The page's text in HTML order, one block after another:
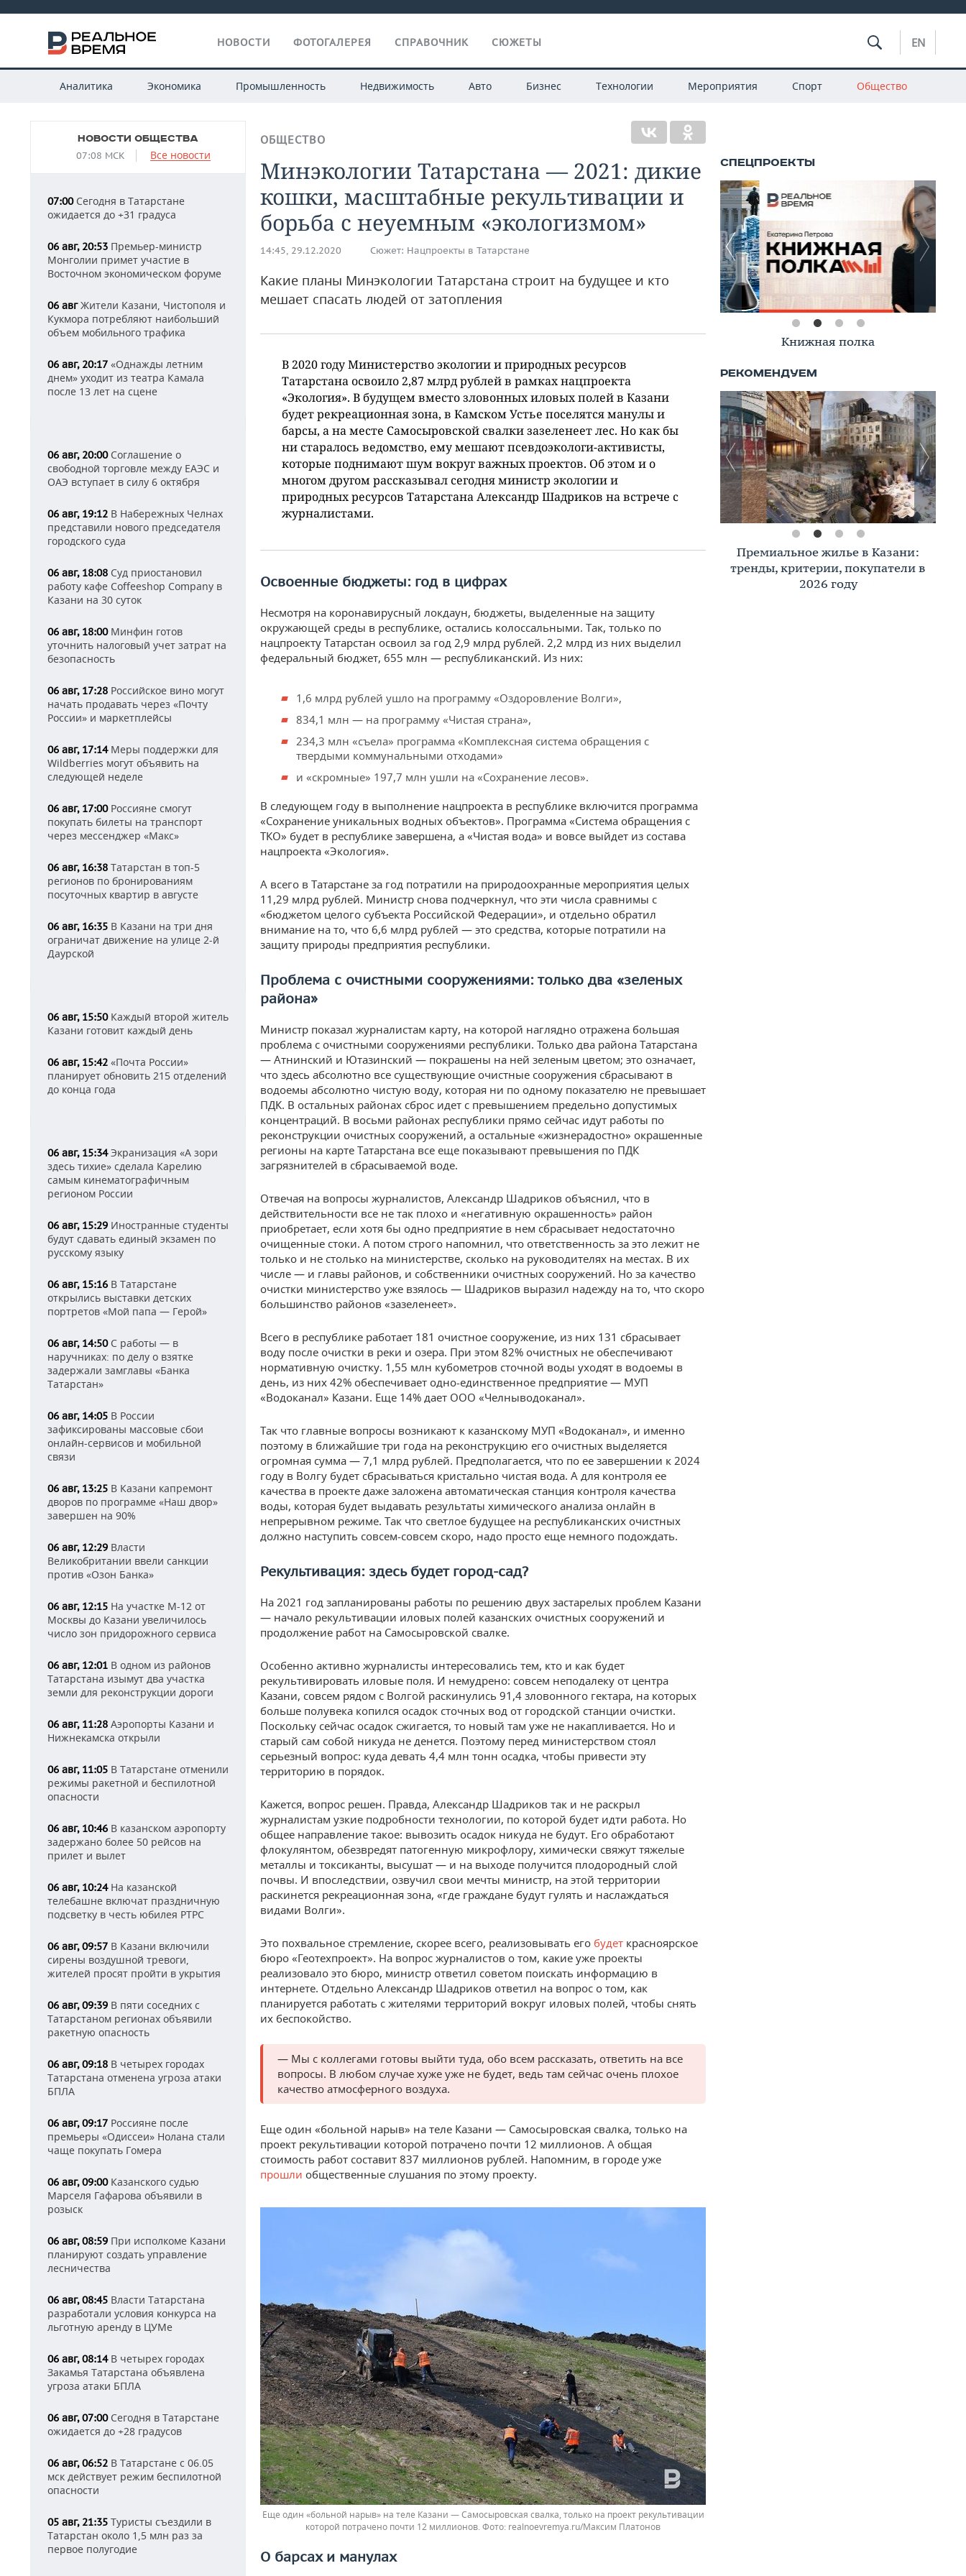
НОВОСТИ ФОТОГАЛЕРЕЯ СПРАВОЧНИК СЮЖЕТЫ EN
Аналитика Экономика Промышленность Недвижимость Авто Бизнес Технологии Мероприятия Спорт Общество
НОВОСТИ ОБЩЕСТВА
07:08 МСК Все новости
07:00Сегодня в Татарстане
ожидается до +31 градуса
06 авг, 20:53 Премьер-министр
Монголии примет участие в
Восточном экономическом форуме
06 авгЖители Казани, Чистополя и
Кукмора потребляют наибольший
объем мобильного трафика
06 авг, 20:17 «Однажды летним
днем» уходит из театра Камала
после 13 лет на сцене
06 авг, 20:00Соглашение о
свободной торговле между ЕАЭС и
ОАЭ вступает в силу 6 октября
06 авг, 19:12 В Набережных Челнах
представили нового председателя
городского суда
06 авг, 18:08 Суд приостановил
работу кафе Coffeeshop Company в
Казани на 30 суток
06 авг, 18:00Минфин готов
уточнить налоговый учет затрат на
безопасность
06 авг, 17:28 Российское вино могут
начать продавать через «Почту
России» и маркетплейсы
06 авг, 17:14Меры поддержки для
Wildberries могут объявить на
следующей неделе
06 авг, 17:00Россияне смогут
покупать билеты на транспорт
через мессенджер «Макс»
06 авг, 16:38 Татарстан в топ-5
регионов по бронированиям
посуточных квартир в августе
06 авг, 16:35 В Казани на три дня
ограничат движение на улице 2-й
Даурской
06 авг, 15:50Каждый второй житель
Казани готовит каждый день
06 авг, 15:42 «Почта России»
планирует обновить 215 отделений
до конца года
06 авг, 15:34Экранизация «А зори
здесь тихие» сделала Карелию
самым кинематографичным
регионом России
06 авг, 15:29 Иностранные студенты
будут сдавать единый экзамен по
русскому языку
06 авг, 15:16 В Татарстане
открылись выставки детских
портретов «Мой папа — Герой»
06 авг, 14:50С работы — в
наручниках: по делу о взятке
задержали замглавы «Банка
Татарстан»
06 авг, 14:05 В России
зафиксированы массовые сбои
онлайн-сервисов и мобильной
связи
06 авг, 13:25 В Казани капремонт
дворов по программе «Наш двор»
завершен на 90%
06 авг, 12:29 Власти
Великобритании ввели санкции
против «Озон Банка»
06 авг, 12:15 На участке М-12 от
Москвы до Казани увеличилось
число зон придорожного сервиса
06 авг, 12:01 В одном из районов
Татарстана изымут два участка
земли для реконструкции дороги
06 авг, 11:28 Аэропорты Казани и
Нижнекамска открыли
06 авг, 11:05 В Татарстане отменили
режимы ракетной и беспилотной
опасности
06 авг, 10:46 В казанском аэропорту
задержано более 50 рейсов на
прилет и вылет
06 авг, 10:24На казанской
телебашне включат праздничную
подсветку в честь юбилея РТРС
06 авг, 09:57 В Казани включили
сирены воздушной тревоги,
жителей просят пройти в укрытия
06 авг, 09:39 В пяти соседних с
Татарстаном регионах объявили
ракетную опасность
06 авг, 09:18 В четырех городах
Татарстана отменена угроза атаки
БПЛА
06 авг, 09:17 Россияне после
премьеры «Одиссеи» Нолана стали
чаще покупать Гомера
06 авг, 09:00Казанского судью
Марселя Гафарова объявили в
розыск
06 авг, 08:59 При исполкоме Казани
планируют создать управление
лесничества
06 авг, 08:45 Власти Татарстана
разработали условия конкурса на
льготную аренду в ЦУМе
06 авг, 08:14В четырех городах
Закамья Татарстана объявлена
угроза атаки БПЛА
06 авг, 07:00Сегодня в Татарстане
ожидается до +28 градусов
06 авг, 06:52 В Татарстане с 06.05
мск действует режим беспилотной
опасности
05 авг, 21:35 Туристы съездили в
Татарстан около 1,5 млн раз за
первое полугодие
ОБЩЕСТВО
Минэкологии Татарстана — 2021: дикие
кошки, масштабные рекультивации и
борьба с неуемным «экологизмом»
14:45, 29.12.2020 Сюжет: Нацпроекты в Татарстане
Какие планы Минэкологии Татарстана строит на будущее и кто
мешает спасать людей от затопления
В 2020 году Министерство экологии и природных ресурсов
Татарстана освоило 2,87 млрд рублей в рамках нацпроекта
«Экология». В будущем вместо зловонных иловых полей в Казани
будет рекреационная зона, в Камском Устье поселятся манулы и
барсы, а на месте Самосыровской свалки зазеленеет лес. Но как бы
ни старалось ведомство, ему мешают псевдоэкологи-активисты,
которые поднимают шум вокруг важных проектов. Об этом и о
многом другом рассказывал сегодня министр экологии и
природных ресурсов Татарстана Александр Шадриков на встрече с
журналистами.
Освоенные бюджеты: год в цифрах
Несмотря на коронавирусный локдаун, бюджеты, выделенные на защиту
окружающей среды в республике, остались колоссальными. Так, только по
нацпроекту Татарстан освоил за год 2,9 млрд рублей. 2,2 млрд из них выделил
федеральный бюджет, 655 млн — республиканский. Из них:
1,6 млрд рублей ушло на программу «Оздоровление Волги»,
834,1 млн — на программу «Чистая страна»,
234,3 млн «съела» программа «Комплексная система обращения с
твердыми коммунальными отходами»
и «скромные» 197,7 млн ушли на «Сохранение лесов».
В следующем году в выполнение нацпроекта в республике включится программа
«Сохранение уникальных водных объектов». Программа «Система обращения с
ТКО» будет в республике завершена, а «Чистая вода» и вовсе выйдет из состава
нацпроекта «Экология».
А всего в Татарстане за год потратили на природоохранные мероприятия целых
11,29 млрд рублей. Министр снова подчеркнул, что эти числа сравнимы с
«бюджетом целого субъекта Российской Федерации», и отдельно обратил
внимание на то, что 6,6 млрд рублей — это средства, которые потратили на
защиту природы предприятия республики.
Проблема с очистными сооружениями: только два «зеленых
района»
Министр показал журналистам карту, на которой наглядно отражена большая
проблема с очистными сооружениями республики. Только два района Татарстана
— Атнинский и Ютазинский — покрашены на ней зеленым цветом; это означает,
что здесь абсолютно все существующие очистные сооружения сбрасывают в
водоемы абсолютно чистую воду, которая ни по одному показателю не превышает
ПДК. В остальных районах сброс идет с превышением предельно допустимых
концентраций. В восьми районах республики прямо сейчас идут работы по
реконструкции очистных сооружений, а остальные «жизнерадостно» окрашенные
регионы на карте Татарстана все еще показывают превышения по ПДК
загрязнителей в сбрасываемой воде.
Отвечая на вопросы журналистов, Александр Шадриков объяснил, что в
действительности все не так плохо и «негативную окрашенность» район
приобретает, если хотя бы одно предприятие в нем сбрасывает недостаточно
очищенные стоки. А потом строго напомнил, что ответственность за это лежит не
только и не столько на министерстве, сколько на руководителях на местах. В их
числе — и главы районов, и собственники очистных сооружений. Но за качество
очистки министерство уже взялось — Шадриков выразил надежду на то, что скоро
большинство районов «зазеленеет».
Всего в республике работает 181 очистное сооружение, из них 131 сбрасывает
воду после очистки в реки и озера. При этом 82% очистных не обеспечивают
нормативную очистку. 1,55 млн кубометров сточной воды уходят в водоемы в
день, из них 42% обеспечивает одно-единственное предприятие — МУП
«Водоканал» Казани. Еще 14% дает ООО «Челныводоканал».
Так что главные вопросы возникают к казанскому МУП «Водоканал», и именно
поэтому в ближайшие три года на реконструкцию его очистных выделяется
огромная сумма — 7,1 млрд рублей. Предполагается, что по ее завершении к 2024
году в Волгу будет сбрасываться кристально чистая вода. А для контроля ее
качества в проекте даже заложена автоматическая станция контроля качества
воды, которая будет выдавать результаты химического анализа онлайн в
непрерывном режиме. Так что светлое будущее на республиканских очистных
должно наступить совсем-совсем скоро, надо просто еще немного подождать.
Рекультивация: здесь будет город-сад?
На 2021 год запланированы работы по решению двух застарелых проблем Казани
— начало рекультивации иловых полей казанских очистных сооружений и
продолжение работ на Самосыровской свалке.
Особенно активно журналисты интересовались тем, кто и как будет
рекультивировать иловые поля. И немудрено: совсем неподалеку от центра
Казани, совсем рядом с Волгой раскинулись 91,4 зловонного гектара, на которых
больше полувека копился осадок сточных вод от городской станции очистки.
Поскольку сейчас осадок сжигается, то новый там уже не накапливается. Но и
старый сам собой никуда не денется. Поэтому перед министерством стоял
серьезный вопрос: куда девать 4,4 млн тонн осадка, чтобы привести эту
территорию в порядок.
Кажется, вопрос решен. Правда, Александр Шадриков так и не раскрыл
журналистам узкие подробности технологии, по которой будет идти работа. Но
общее направление такое: вывозить осадок никуда не будут. Его обработают
флокулянтом, обезвредят патогенную микрофлору, химически свяжут тяжелые
металлы и токсиканты, высушат — и на выходе получится плодородный слой
почвы. И впоследствии, озвучил свои мечты министр, на этой территории
раскинется рекреационная зона, «где граждане будут гулять и наслаждаться
видами Волги».
Это похвальное стремление, скорее всего, реализовывать его будет красноярское
бюро «Геотехпроект». На вопрос журналистов о том, какие уже проекты
реализовало это бюро, министр ответил советом поискать информацию в
интернете. Отдельно Александр Шадриков ответил на вопрос о том, как
планируется работать с жителями территорий вокруг иловых полей, чтобы снять
их беспокойство.
— Мы с коллегами готовы выйти туда, обо всем рассказать, ответить на все
вопросы. В любом случае хуже уже не будет, ведь там сейчас очень плохое
качество атмосферного воздуха.
Еще один «больной нарыв» на теле Казани — Самосыровская свалка, только на
проект рекультивации которой потрачено почти 12 миллионов. А общая
стоимость работ составит 837 миллионов рублей. Напомним, в городе уже
прошли общественные слушания по этому проекту.
Еще один «больной нарыв» на теле Казани — Самосыровская свалка, только на проект рекультивации
которой потрачено почти 12 миллионов.
realnoevremya.ru/Максим Платонов
О барсах и манулах
Книжная полка
Премиальное жилье в Казани:
тренды, критерии, покупатели в
2026 году